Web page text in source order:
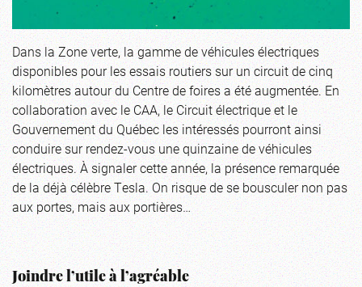
Dans la Zone verte, la gamme de véhicules électriques
disponibles pour les essais routiers sur un circuit de cinq
kilomètres autour du Centre de foires a été augmentée. En
collaboration avec le CAA, le Circuit électrique et le
Gouvernement du Québec les intéressés pourront ainsi
conduire sur rendez-vous une quinzaine de véhicules
électriques. À signaler cette année, la présence remarquée
de la déjà célèbre Tesla. On risque de se bousculer non pas
aux portes, mais aux portières…
Joindre l’utile à l’agréable